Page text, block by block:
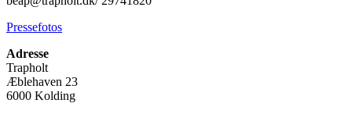
Pressefotos
Adresse
Trapholt
Æblehaven 23
6000 Kolding